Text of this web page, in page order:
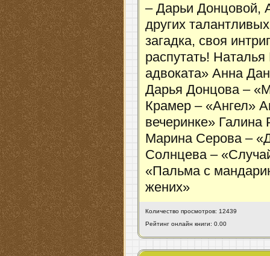
– Дарьи Донцовой,
других
загадка, своя
распутать!
адвоката» Анна
Дарья Донцова –
Крамер – «Ангел»
вечеринке»
Марина Серова –
Солнцева –
«Пальма с
жених»
Количество просмотров: 12439
Рейтинг онлайн книги: 0.00